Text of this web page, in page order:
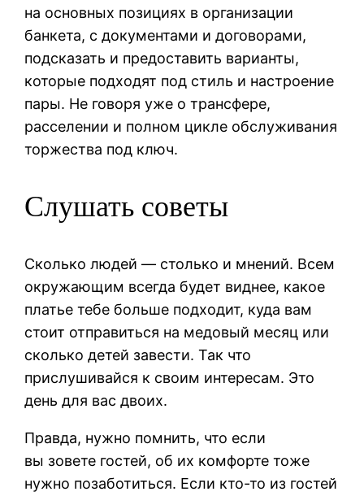
на основных позициях в организации
банкета, с документами и договорами,
подсказать и предоставить варианты,
которые подходят под стиль и настроение
пары. Не говоря уже о трансфере,
расселении и полном цикле обслуживания
торжества под ключ.
Слушать советы
Сколько людей — столько и мнений. Всем
окружающим всегда будет виднее, какое
платье тебе больше подходит, куда вам
стоит отправиться на медовый месяц или
сколько детей завести. Так что
прислушивайся к своим интересам. Это
день для вас двоих.
Правда, нужно помнить, что если
вы зовете гостей, об их комфорте тоже
нужно позаботиться. Если кто-то из гостей